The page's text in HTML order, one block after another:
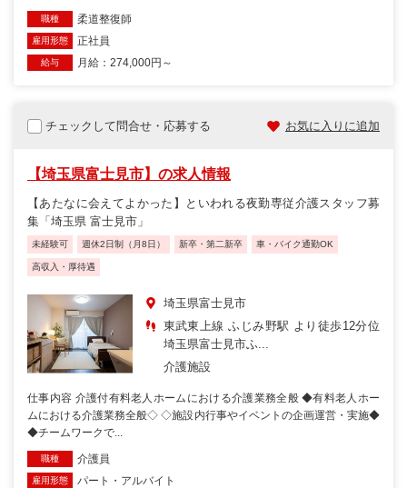
職種 柔道整復師
雇用形態 正社員
給与 月給：274,000円～
チェックして問合せ・応募する お気に入りに追加
【埼玉県富士見市】の求人情報
【あたなに会えてよかった】といわれる夜勤専従介護スタッフ募
集「埼玉県 富士見市」
未経験可 週休2日制（月8日） 新卒・第二新卒 車・バイク通勤OK
高収入・厚待遇
埼玉県富士見市
東武東上線 ふじみ野駅 より徒歩12分位
埼玉県富士見市ふ...
介護施設
仕事内容 介護付有料老人ホームにおける介護業務全般 ◆有料老人ホー
ムにおける介護業務全般◇ ◇施設内行事やイベントの企画運営・実施◆
◆チームワークで...
職種 介護員
雇用形態 パート・アルバイト